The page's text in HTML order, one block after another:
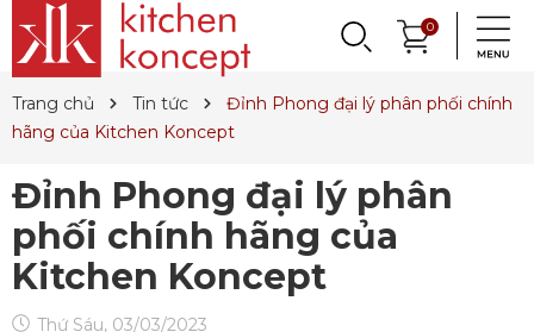
0
THƯƠNG HIỆU
Trang chủ Tin tức
Đỉnh Phong đại lý phân phối chính
hãng của Kitchen Koncept
Đỉnh Phong đại lý phân
phối chính hãng của
Kitchen Koncept
Thứ Sáu, 03/03/2023